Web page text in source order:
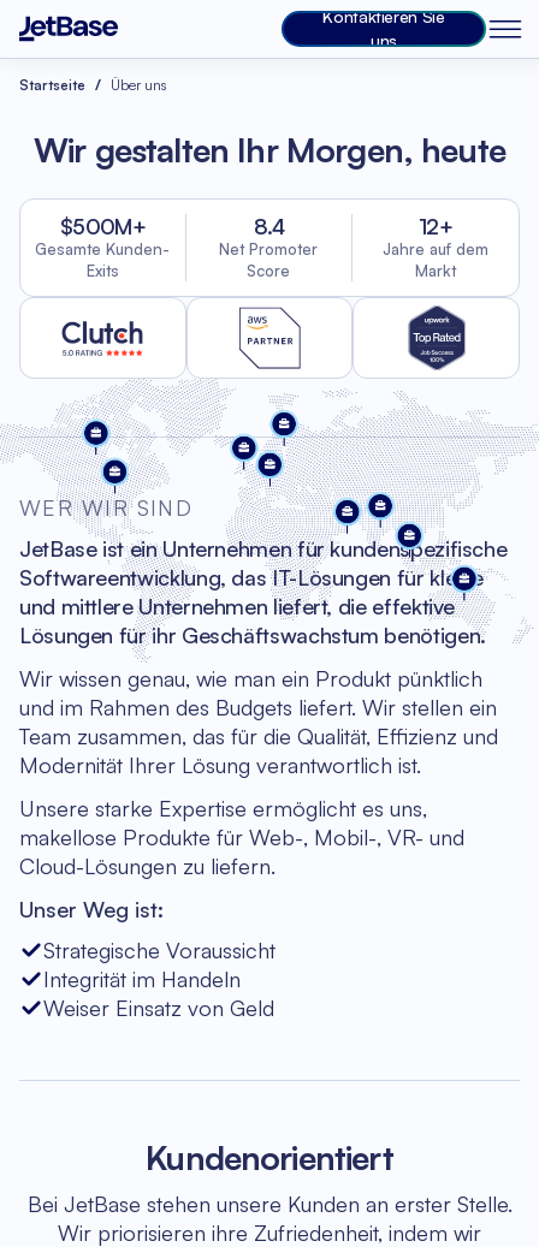
Kontaktieren Sie
uns
Startseite Über uns
Wir gestalten Ihr Morgen, heute
$500M+
Gesamte Kunden-
Exits
8.4
Net Promoter
Score
12+
Jahre auf dem
Markt
WER WIR SIND
JetBase ist ein Unternehmen für kundenspezifische
Softwareentwicklung, das IT-Lösungen für kleine
und mittlere Unternehmen liefert, die effektive
Lösungen für ihr Geschäftswachstum benötigen.
Wir wissen genau, wie man ein Produkt pünktlich
und im Rahmen des Budgets liefert. Wir stellen ein
Team zusammen, das für die Qualität, Effizienz und
Modernität Ihrer Lösung verantwortlich ist.
Unsere starke Expertise ermöglicht es uns,
makellose Produkte für Web-, Mobil-, VR- und
Cloud-Lösungen zu liefern.
Unser Weg ist:
Strategische Voraussicht
Integrität im Handeln
Weiser Einsatz von Geld
Kundenorientiert
Bei JetBase stehen unsere Kunden an erster Stelle.
Wir priorisieren ihre Zufriedenheit, indem wir